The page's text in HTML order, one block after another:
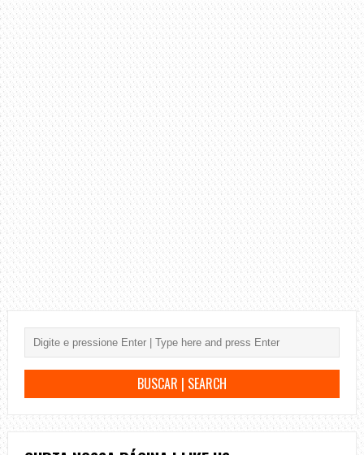
PRA
GALERA
QUE
TÁ
COMEÇANDO!
BORA
TOCAR
3
MÚSICAS
DO
SKANK?